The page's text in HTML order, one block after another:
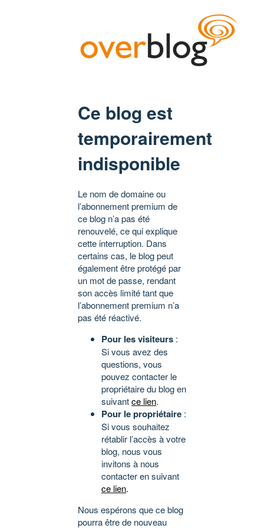
Ce blog est
temporairement
indisponible
Le nom de domaine ou
l’abonnement premium de
ce blog n’a pas été
renouvelé, ce qui explique
cette interruption. Dans
certains cas, le blog peut
également être protégé par
un mot de passe, rendant
son accès limité tant que
l’abonnement premium n’a
pas été réactivé.
Pour les visiteurs :
Si vous avez des
questions, vous
pouvez contacter le
propriétaire du blog en
suivantce lien.
Pour le propriétaire :
Si vous souhaitez
rétablir l’accès à votre
blog, nous vous
invitons à nous
contacter en suivant
ce lien.
Nous espérons que ce blog
pourra être de nouveau